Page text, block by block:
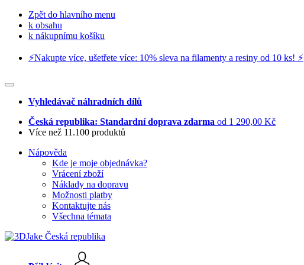
Zpět do hlavního menu
k obsahu
k nákupnímu košíku
⚡️Nakupte více, ušetřete více: 10% sleva na filamenty a resiny od 10 ks! ⚡️
Vyhledávač náhradních dílů
Česká republika: Standardní doprava zdarma od 1 290,00 Kč
Více než 11.100 produktů
Nápověda
Kde je moje objednávka?
Vrácení zboží
Náklady na dopravu
Možnosti platby
Kontaktujte nás
Všechna témata